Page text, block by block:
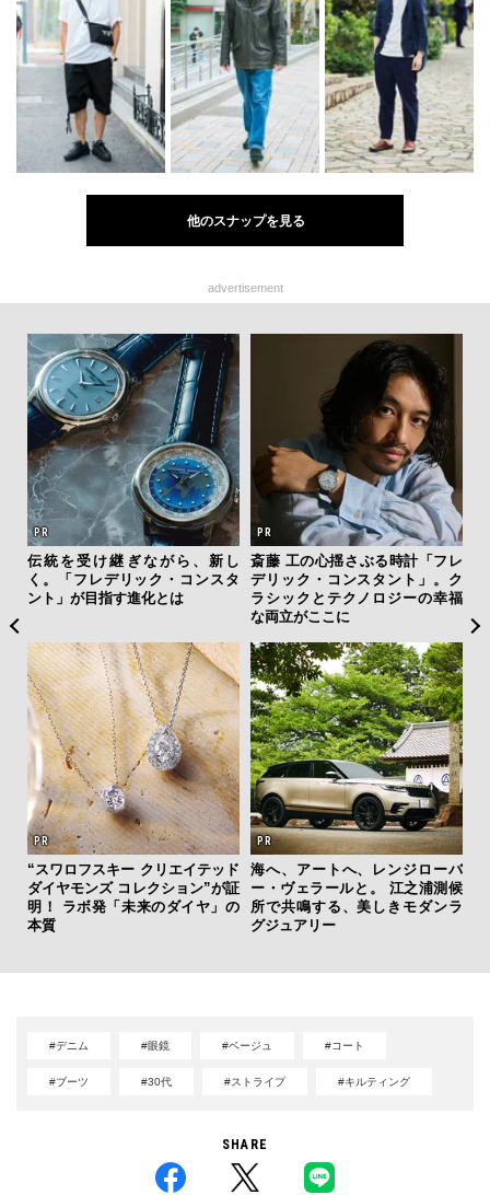
他のスナップを見る
advertisement
伝統を受け継ぎながら、新し
く。「フレデリック・コンスタ
ント」が目指す進化とは
斎藤 工の心揺さぶる時計「フレ
デリック・コンスタント」。ク
ラシックとテクノロジーの幸福
な両立がここに
“スワロフスキー クリエイテッド
ダイヤモンズ コレクション”が証
明！ ラボ発「未来のダイヤ」の
本質
海へ、アートへ、レンジローバ
ー・ヴェラールと。 江之浦測候
所で共鳴する、美しきモダンラ
グジュアリー
#デニム #眼鏡 #ベージュ #コート
#ブーツ #30代 #ストライプ #キルティング
SHARE